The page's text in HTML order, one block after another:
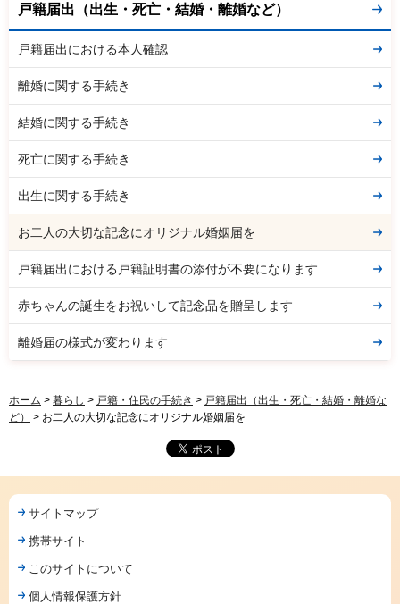
戸籍届出（出生・死亡・結婚・離婚など）
戸籍届出における本人確認
離婚に関する手続き
結婚に関する手続き
死亡に関する手続き
出生に関する手続き
お二人の大切な記念にオリジナル婚姻届を
戸籍届出における戸籍証明書の添付が不要になります
赤ちゃんの誕生をお祝いして記念品を贈呈します
離婚届の様式が変わります
ホーム > 暮らし > 戸籍・住民の手続き > 戸籍届出（出生・死亡・結婚・離婚な
ど）
> お二人の大切な記念にオリジナル婚姻届を
サイトマップ
携帯サイト
このサイトについて
個人情報保護方針